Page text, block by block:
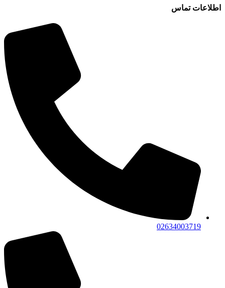
اطلاعات تماس
02634003719